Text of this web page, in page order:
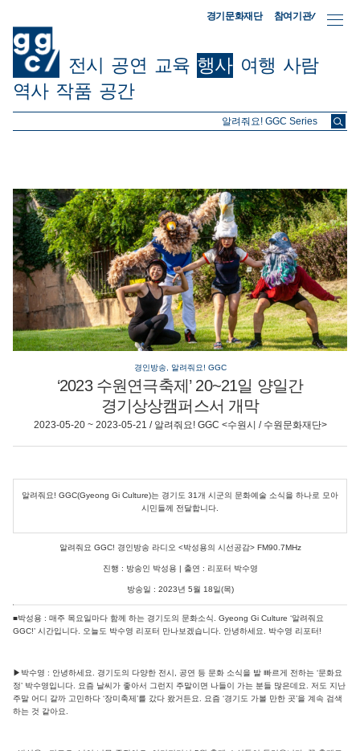
경기문화재단 참여기관/
전시 공연 교육 행사 여행 사람
역사 작품 공간
ggc/
경인방송, 알려줘요! GGC
‘2023 수원연극축제’ 20~21일 양일간
경기상상캠퍼스서 개막
2023-05-20 ~ 2023-05-21 / 알려줘요! GGC <수원시 / 수원문화재단>
알려줘요! GGC(Gyeong Gi Culture)는 경기도 31개 시군의 문화예술 소식을 하나로 모아
시민들께 전달합니다.
알려줘요 GGC! 경인방송 라디오 <박성용의 시선공감> FM90.7MHz
진행 : 방송인 박성용 | 출연 : 리포터 박수영
방송일 : 2023년 5월 18일(목)
■박성용 : 매주 목요일마다 함께 하는 경기도의 문화소식. Gyeong Gi Culture ‘알려줘요
GGC!’ 시간입니다. 오늘도 박수영 리포터 만나보겠습니다. 안녕하세요. 박수영 리포터!
▶박수영 : 안녕하세요. 경기도의 다양한 전시, 공연 등 문화 소식을 발 빠르게 전하는 ‘문화요
정’ 박수영입니다. 요즘 날씨가 좋아서 그런지 주말이면 나들이 가는 분들 많은데요. 저도 지난
주말 어디 갈까 고민하다 ‘장미축제’를 갔다 왔거든요. 요즘 ‘경기도 가볼 만한 곳’을 계속 검색
하는 것 같아요.